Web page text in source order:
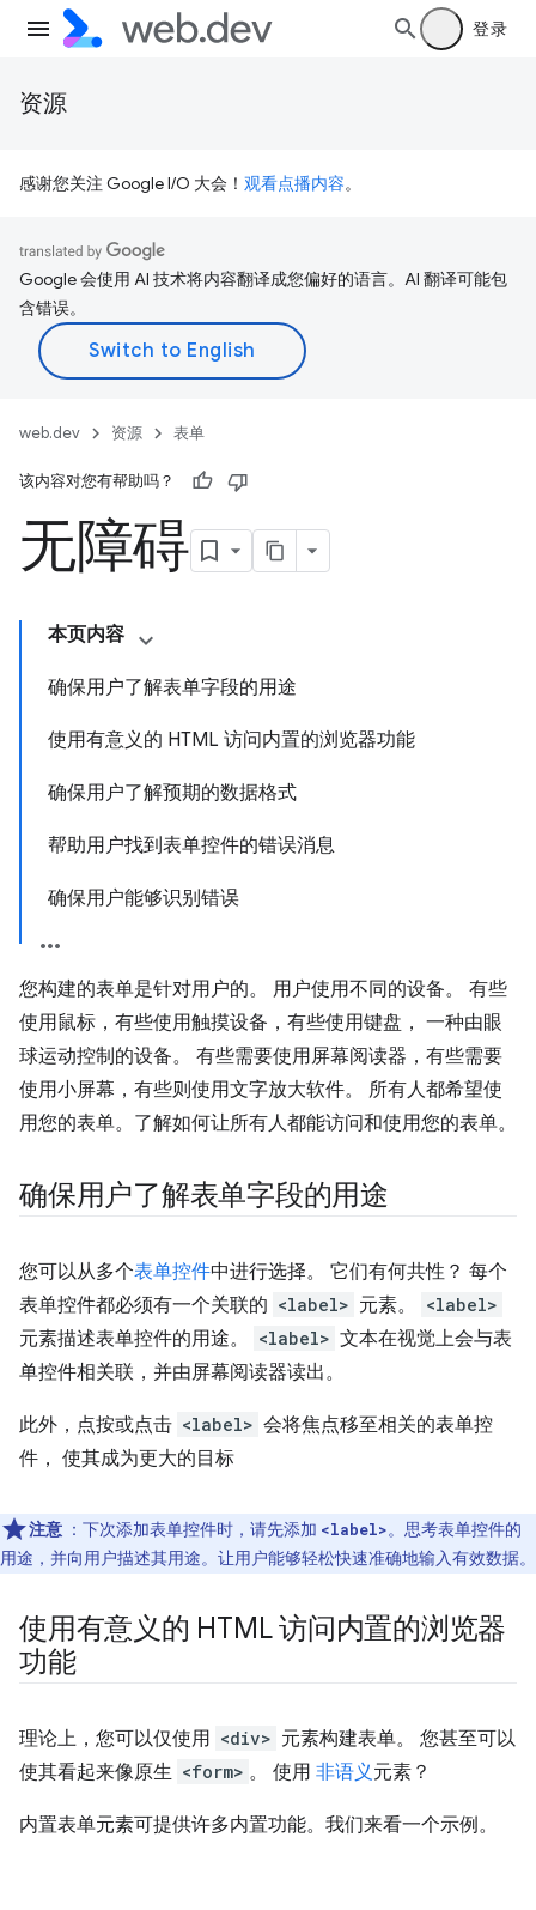
登录
资源
感谢您关注 Google I/O 大会！ 观看点播内容。
Google 会使用 AI 技术将内容翻译成您偏好的语言。AI 翻译可能包
含错误。
web.dev 资源 表单
该内容对您有帮助吗？
无障碍
本页内容
确保用户了解表单字段的用途
使用有意义的 HTML 访问内置的浏览器功能
确保用户了解预期的数据格式
帮助用户找到表单控件的错误消息
确保用户能够识别错误
您构建的表单是针对用户的。 用户使用不同的设备。 有些
使用鼠标，有些使用触摸设备，有些使用键盘， 一种由眼
球运动控制的设备。 有些需要使用屏幕阅读器，有些需要
使用小屏幕，有些则使用文字放大软件。 所有人都希望使
用您的表单。了解如何让所有人都能访问和使用您的表单。
确保用户了解表单字段的用途
您可以从多个表单控件中进行选择。 它们有何共性？ 每个
表单控件都必须有一个关联的 <label> 元素。 <label>
元素描述表单控件的用途。 <label> 文本在视觉上会与表
单控件相关联，并由屏幕阅读器读出。
此外，点按或点击 <label> 会将焦点移至相关的表单控
件， 使其成为更大的目标
注意 ：下次添加表单控件时，请先添加 <label>。思考表单控件的
用途，并向用户描述其用途。让用户能够轻松快速准确地输入有效数据。
使用有意义的 HTML 访问内置的浏览器
功能
理论上，您可以仅使用 <div> 元素构建表单。 您甚至可以
使其看起来像原生 <form> 。 使用 非语义元素？
内置表单元素可提供许多内置功能。我们来看一个示例。